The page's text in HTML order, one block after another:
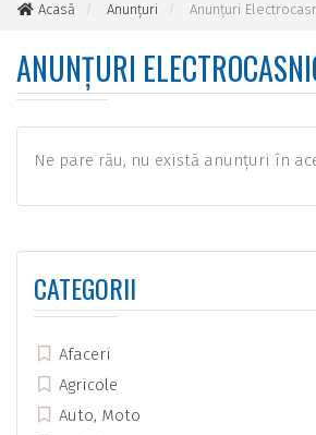
Acasă Anunțuri Anunțuri
ANUNȚURI
Ne pare rău, nu există anunțuri în
CATEGORII
Afaceri
Agricole
Auto, Moto